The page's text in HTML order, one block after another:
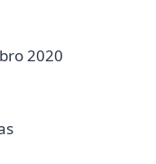
dezembro 2020